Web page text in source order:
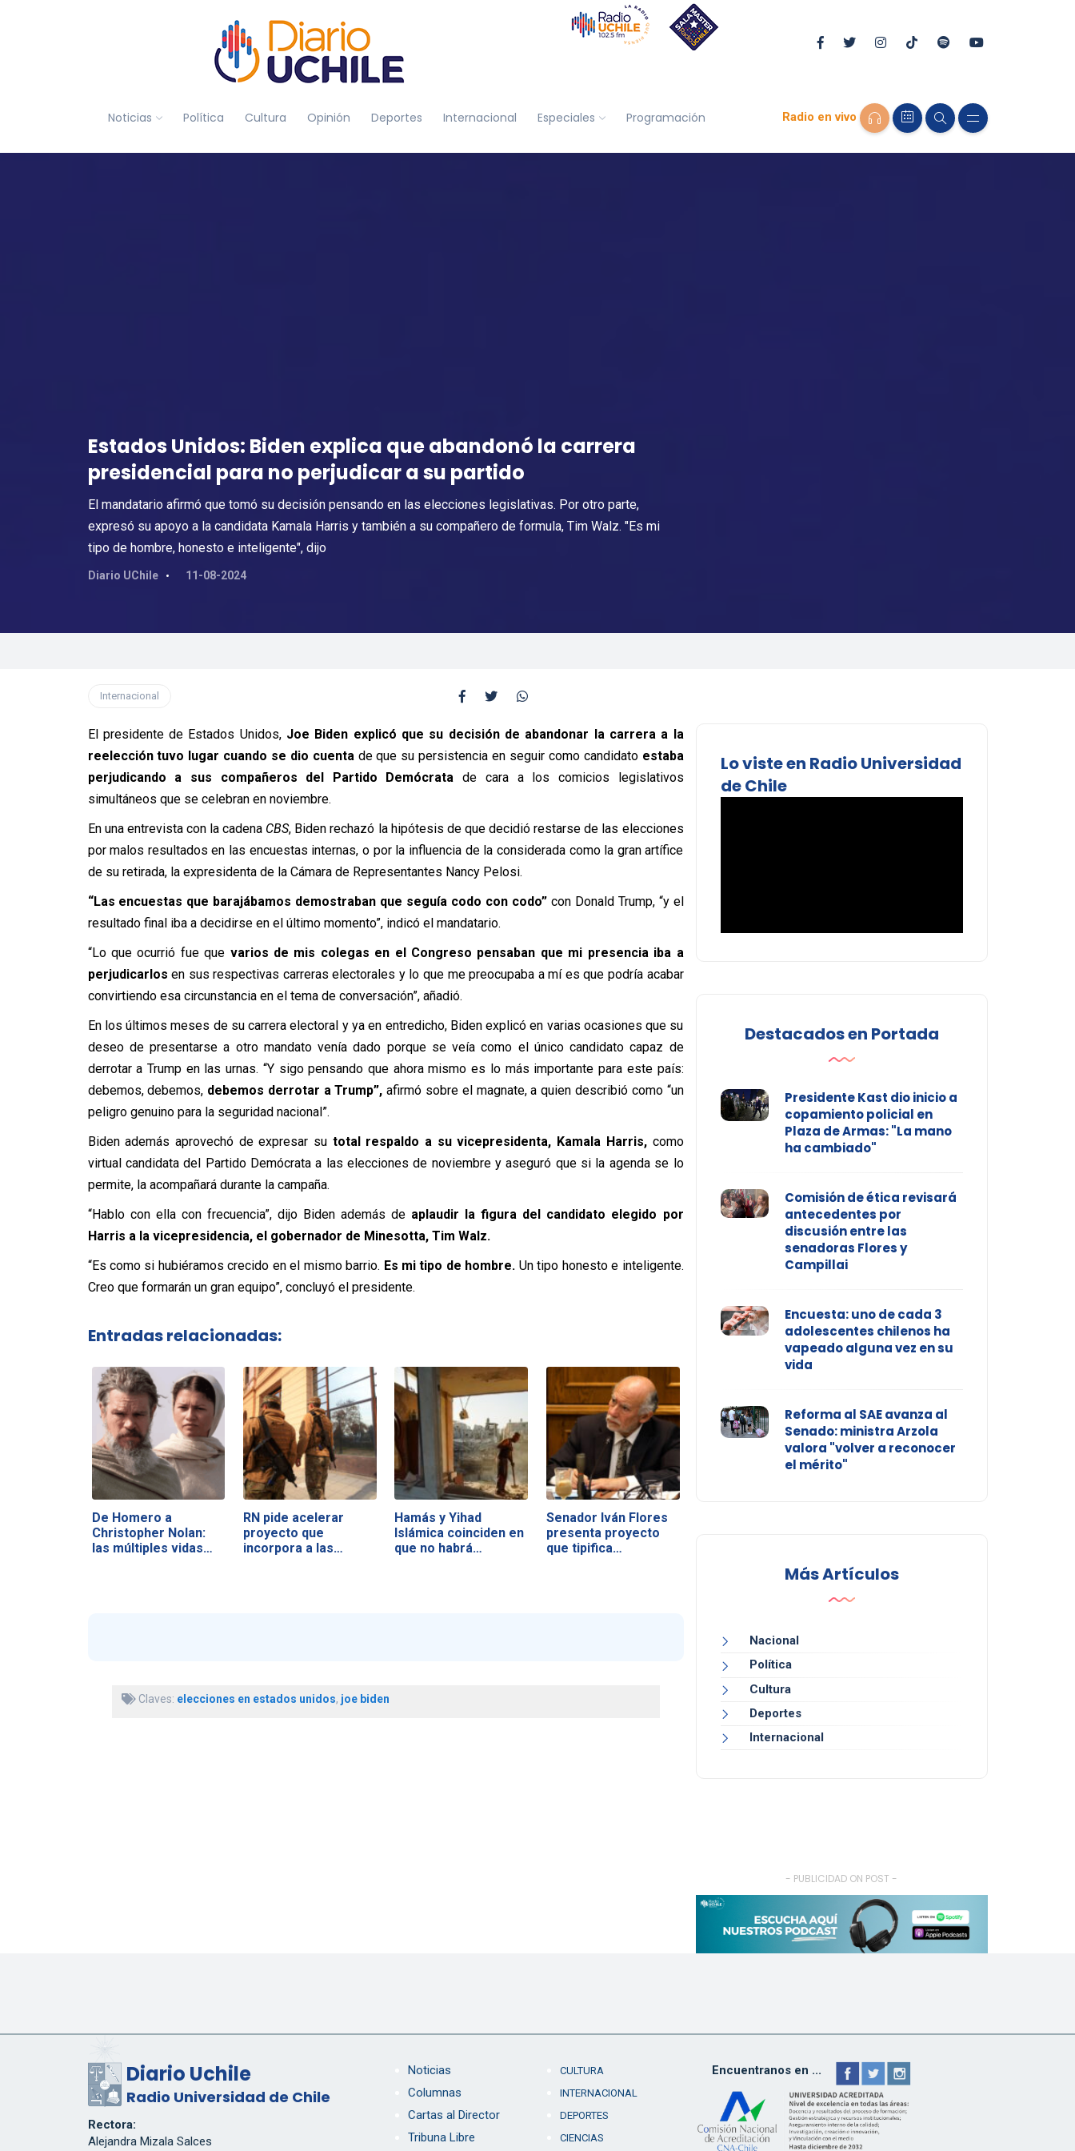
Noticias Política Cultura Opinión Deportes Internacional Especiales Programación Radio en vivo
Estados Unidos: Biden explica que abandonó la carrera
presidencial para no perjudicar a su partido
El mandatario afirmó que tomó su decisión pensando en las elecciones legislativas. Por otro parte,
expresó su apoyo a la candidata Kamala Harris y también a su compañero de formula, Tim Walz. "Es mi
tipo de hombre, honesto e inteligente", dijo
Diario UChile 11-08-2024
Internacional
El presidente de Estados Unidos, Joe Biden explicó que su decisión de abandonar la carrera a la
reelección tuvo lugar cuando se dio cuentade que su persistencia en seguir como candidato estaba
perjudicando a sus compañeros del Partido Demócrata de cara a los comicios legislativos
simultáneos que se celebran en noviembre.
En una entrevista con la cadena CBS, Biden rechazó la hipótesis de que decidió restarse de las elecciones
por malos resultados en las encuestas internas, o por la influencia de la considerada como la gran artífice
de su retirada, la expresidenta de la Cámara de Representantes Nancy Pelosi.
“Las encuestas que barajábamos demostraban que seguía codo con codo”con Donald Trump, “y el
resultado final iba a decidirse en el último momento”, indicó el mandatario.
“Lo que ocurrió fue que varios de mis colegas en el Congreso pensaban que mi presencia iba a
perjudicarlos en sus respectivas carreras electorales y lo que me preocupaba a mí es que podría acabar
convirtiendo esa circunstancia en el tema de conversación”, añadió.
En los últimos meses de su carrera electoral y ya en entredicho, Biden explicó en varias ocasiones que su
deseo de presentarse a otro mandato venía dado porque se veía como el único candidato capaz de
derrotar a Trump en las urnas. “Y sigo pensando que ahora mismo es lo más importante para este país:
debemos, debemos, debemos derrotar a Trump”, afirmó sobre el magnate, a quien describió como “un
peligro genuino para la seguridad nacional”.
Biden además aprovechó de expresar su total respaldo a su vicepresidenta, Kamala Harris,como
virtual candidata del Partido Demócrata a las elecciones de noviembre y aseguró que si la agenda se lo
permite, la acompañará durante la campaña.
“Hablo con ella con frecuencia”, dijo Biden además de aplaudir la figura del candidato elegido por
Harris a la vicepresidencia, el gobernador de Minesotta, Tim Walz.
“Es como si hubiéramos crecido en el mismo barrio. Es mi tipo de hombre. Un tipo honesto e inteligente.
Creo que formarán un gran equipo”, concluyó el presidente.
Entradas relacionadas:
De Homero a
Christopher Nolan:
las múltiples vidas…
RN pide acelerar
proyecto que
incorpora a las…
Hamás y Yihad
Islámica coinciden en
que no habrá…
Senador Iván Flores
presenta proyecto
que tipifica…
Claves: elecciones en estados unidos, joe biden
Lo viste en Radio Universidad
de Chile
Destacados en Portada
Presidente Kast dio inicio a
copamiento policial en
Plaza de Armas: "La mano
ha cambiado"
Comisión de ética revisará
antecedentes por
discusión entre las
senadoras Flores y
Campillai
Encuesta: uno de cada 3
adolescentes chilenos ha
vapeado alguna vez en su
vida
Reforma al SAE avanza al
Senado: ministra Arzola
valora "volver a reconocer
el mérito"
Más Artículos
Nacional
Política
Cultura
Deportes
Internacional
- PUBLICIDAD ON POST -
Diario Uchile
Radio Universidad de Chile
Rectora:
Alejandra Mizala Salces
Noticias
Columnas
Cartas al Director
Tribuna Libre
CULTURA
INTERNACIONAL
DEPORTES
CIENCIAS
Encuentranos en ...